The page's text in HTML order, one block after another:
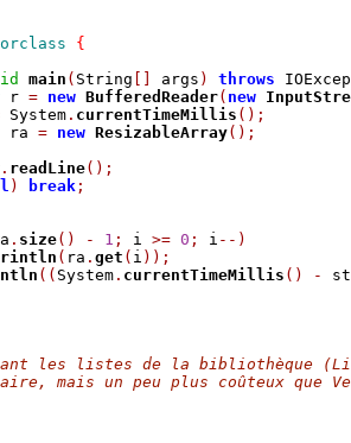
{
main ( String args ) throws
r = new BufferedReader( new
System . currentTimeMillis ();
ra = new ResizableArray();
. readLine();
) break ;
. size() - 1 ; i >= 0 ; i --)
( ra . get ( i ));
(( System . currentTimeMillis () -
les listes de la bibliothèque
mais un peu plus coûteux que